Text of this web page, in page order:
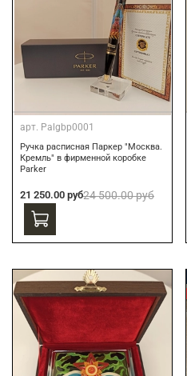
арт. Palgbp0001
Ручка расписная Паркер "Москва.
Кремль" в фирменной коробке
Parker
21 250.00 руб24 500.00 руб